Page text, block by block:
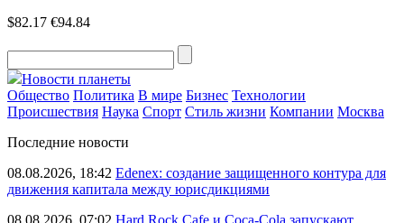
$82.17 €94.84
Новости планеты
Общество Политика В мире Бизнес Технологии
Происшествия Наука Спорт Стиль жизни Компании Москва
Последние новости
08.08.2026, 18:42 Edenex: создание защищенного контура для
движения капитала между юрисдикциями
08.08.2026, 07:02 Hard Rock Cafe и Coca-Cola запускают